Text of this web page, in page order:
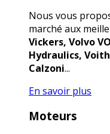
Nous vous
marché aux
Vickers, Volvo
Hydraulics,
Calzoni...
En savoir plus
Moteurs